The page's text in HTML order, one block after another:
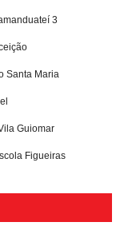
3
Santa Maria
Guiomar
Figueiras